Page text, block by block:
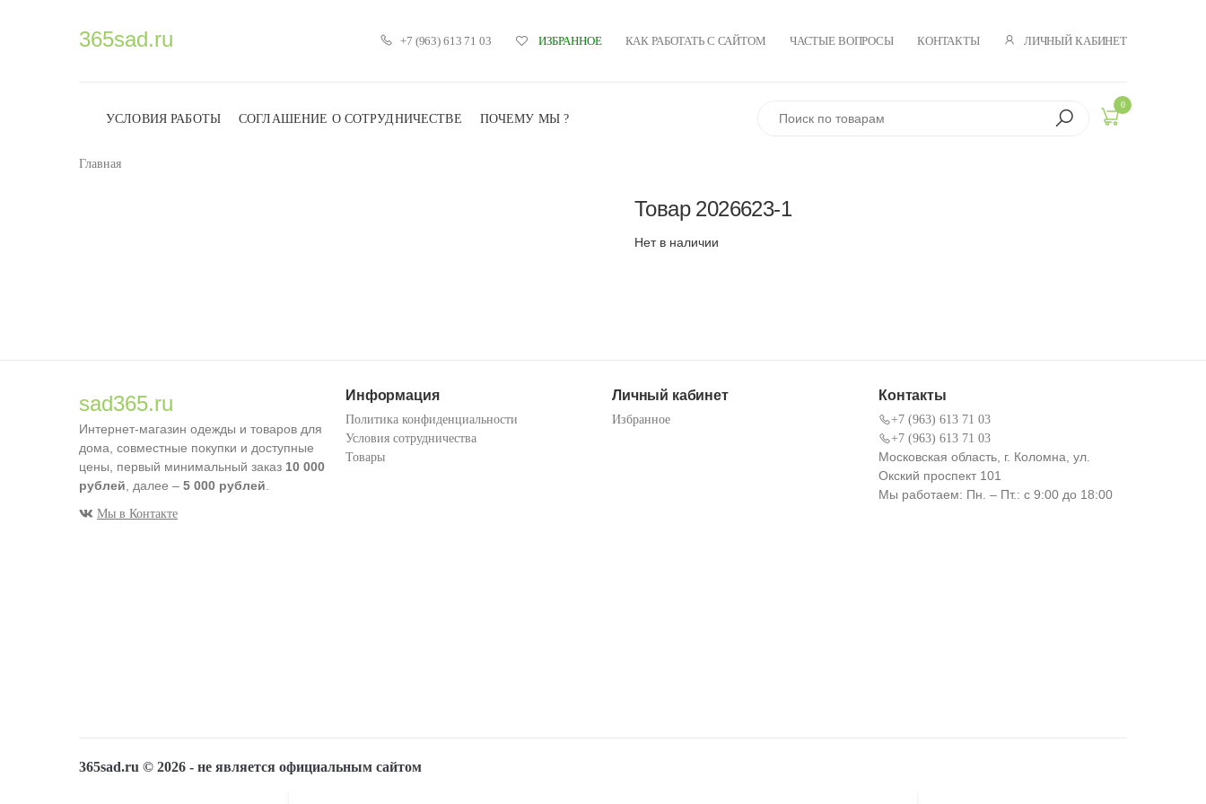
365sad.ru +7 (963) 613 71 03 ИЗБРАННОЕ КАК РАБОТАТЬ С САЙТОМ ЧАСТЫЕ ВОПРОСЫ КОНТАКТЫ ЛИЧНЫЙ КАБИНЕТ
УСЛОВИЯ РАБОТЫ СОГЛАШЕНИЕ О СОТРУДНИЧЕСТВЕ ПОЧЕМУ МЫ ?
0
Главная
Товар 2026623-1
Нет в наличии
sad365.ru
Интернет-магазин одежды и товаров для
дома, совместные покупки и доступные
цены, первый минимальный заказ 10 000
рублей , далее – 5 000 рублей
Мы в Контакте
Информация
Политика конфиденциальности
Условия сотрудничества
Товары
Личный кабинет
Избранное
Контакты
+7 (963) 613 71 03
+7 (963) 613 71 03
Московская область, г. Коломна, ул.
Окский проспект 101
Мы работаем: Пн. – Пт.: с 9:00 до 18:00
365sad.ru © 2026 - не является официальным сайтом